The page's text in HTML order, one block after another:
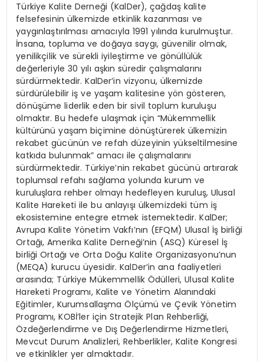
Türkiye Kalite Derneği (KalDer), çağdaş kalite
felsefesinin ülkemizde etkinlik kazanması ve
yaygınlaştırılması amacıyla 1991 yılında kurulmuştur.
İnsana, topluma ve doğaya saygı, güvenilir olmak,
yenilikçilik ve sürekli iyileştirme ve gönüllülük
değerleriyle 30 yılı aşkın süredir çalışmalarını
sürdürmektedir. KalDer’in vizyonu, ülkemizde
sürdürülebilir iş ve yaşam kalitesine yön gösteren,
dönüşüme liderlik eden bir sivil toplum kuruluşu
olmaktır. Bu hedefe ulaşmak için “Mükemmellik
kültürünü yaşam biçimine dönüştürerek ülkemizin
rekabet gücünün ve refah düzeyinin yükseltilmesine
katkıda bulunmak” amacı ile çalışmalarını
sürdürmektedir. Türkiye’nin rekabet gücünü artırarak
toplumsal refahı sağlama yolunda kurum ve
kuruluşlara rehber olmayı hedefleyen kuruluş, Ulusal
Kalite Hareketi ile bu anlayışı ülkemizdeki tüm iş
ekosistemine entegre etmek istemektedir. KalDer;
Avrupa Kalite Yönetim Vakfı’nın (EFQM) Ulusal İş birliği
Ortağı, Amerika Kalite Derneği’nin (ASQ) Küresel İş
birliği Ortağı ve Orta Doğu Kalite Organizasyonu’nun
(MEQA) kurucu üyesidir. KalDer’in ana faaliyetleri
arasında; Türkiye Mükemmellik Ödülleri, Ulusal Kalite
Hareketi Programı, Kalite ve Yönetim Alanındaki
Eğitimler, Kurumsallaşma Ölçümü ve Çevik Yönetim
Programı, KOBİ’ler için Stratejik Plan Rehberliği,
Özdeğerlendirme ve Dış Değerlendirme Hizmetleri,
Mevcut Durum Analizleri, Rehberlikler, Kalite Kongresi
ve etkinlikler yer almaktadır.